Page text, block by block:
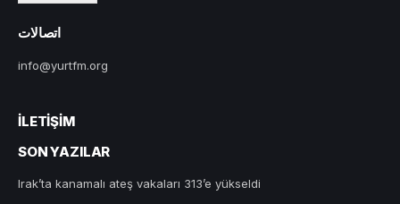
اتصالات
info@yurtfm.org
İLETIŞIM
SON YAZILAR
Irak’ta kanamalı ateş vakaları 313’e yükseldi